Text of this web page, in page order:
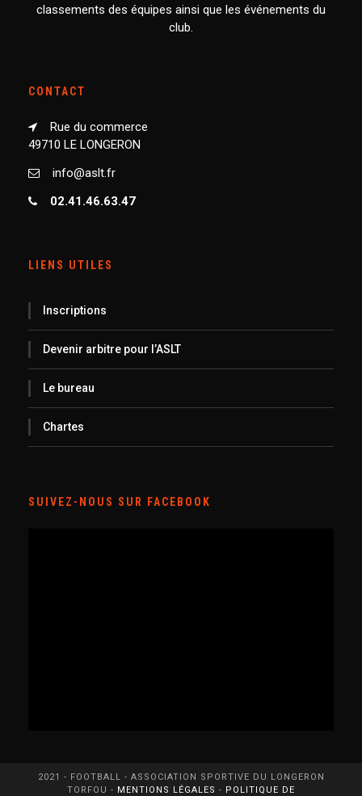
classements des équipes ainsi que les événements du
club.
CONTACT
Rue du commerce
49710 LE LONGERON
info@aslt.fr
02.41.46.63.47
LIENS UTILES
Inscriptions
Devenir arbitre pour l’ASLT
Le bureau
Chartes
SUIVEZ-NOUS SUR FACEBOOK
2021 - FOOTBALL - ASSOCIATION SPORTIVE DU LONGERON
TORFOU - MENTIONS LÉGALES - POLITIQUE DE